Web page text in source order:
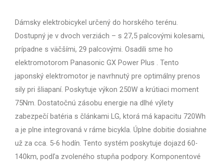
Dámsky elektrobicykel určený do horského terénu.
Dostupný je v dvoch verziách – s 27,5 palcovými kolesami,
prípadne s väčšími, 29 palcovými. Osadili sme ho
elektromotorom Panasonic GX Power Plus . Tento
japonský elektromotor je navrhnutý pre optimálny prenos
sily pri šliapaní. Poskytuje výkon 250W a krútiaci moment
75Nm. Dostatočnú zásobu energie na dlhé výlety
zabezpečí batéria s článkami LG, ktorá má kapacitu 720Wh
a je plne integrovaná v ráme bicykla. Úplne dobitie dosiahne
už za cca. 5-6 hodín. Tento systém poskytuje dojazd 60-
140km, podľa zvoleného stupňa podpory. Komponentové